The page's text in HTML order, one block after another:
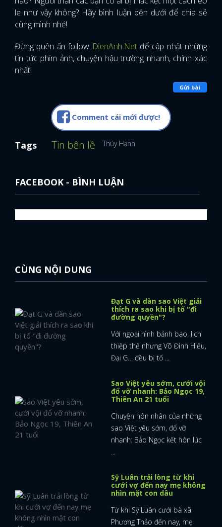
le như vậy không? Hãy bình luận bên dưới để chia sẻ
cùng mình nhé!
Đừng quên ấn follow DienAnh.Netđể cập nhật những
tin tức phim ảnh, chuyện hậu trường nhanh, chính xác
nhất!
Gửi bài
Comment cái mới được!
Tags Tin bên lề Thúy Hạnh
FACEBOOK - BÌNH LUẬN
CÙNG NỘI DUNG
Đạt G và dàn sao Việt giải
thích ra sao khi bị tố "đi
đường quyền"?
Với ngoại hình bảnh bao, lịch
thiệp thế nhưng Võ Đình Hiếu,
Đại G… đều bị tố ...
Sao Việt yêu sớm, cưới vội
đổ vỡ nhanh: Bảo Ngọc 19,
Thiên An 21 tuổi
Chuyện hôn nhân của những
sao Việt yêu sớm, đổ vỡ
nhanh: Bảo Ngọc kết hôn lúc
...
Sỹ Luân trải lòng từ khi
cưới vợ đến nay mẹ không
nhìn mặt con dâu
Từ khi Sỹ Luân cưới bà xã
Phương Thảo đến nay, mẹ